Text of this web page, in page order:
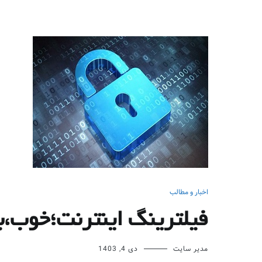
اخبار و مطالب
فیلترینگ
مدیر سایت دی 4, 1403